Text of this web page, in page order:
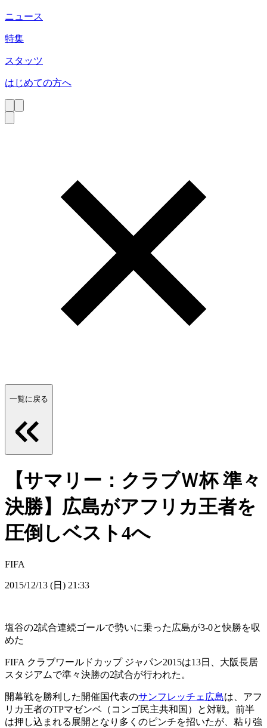
ニュース
特集
スタッツ
はじめての方へ
一覧に戻る
【サマリー：クラブＷ杯 準々
決勝】広島がアフリカ王者を
圧倒しベスト4へ
FIFA
2015/12/13 (日) 21:33
塩谷の2試合連続ゴールで勢いに乗った広島が3-0と快勝を収
めた
FIFA クラブワールドカップ ジャパン2015は13日、大阪長居
スタジアムで準々決勝の2試合が行われた。
開幕戦を勝利した開催国代表のサンフレッチェ広島は、アフ
リカ王者のTPマゼンベ（コンゴ民主共和国）と対戦。前半
は押し込まれる展開となり多くのピンチを招いたが、粘り強